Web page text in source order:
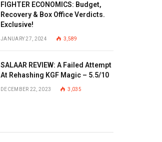
FIGHTER ECONOMICS: Budget,
Recovery & Box Office Verdicts.
Exclusive!
JANUARY 27, 2024 3,589
SALAAR REVIEW: A Failed Attempt
At Rehashing KGF Magic – 5.5/10
DECEMBER 22, 2023 3,035